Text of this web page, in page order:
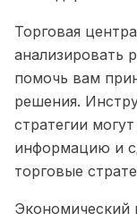
Торговая
анализировать
помочь вам
решения.
стратегии
информацию и
торговые
Экономический